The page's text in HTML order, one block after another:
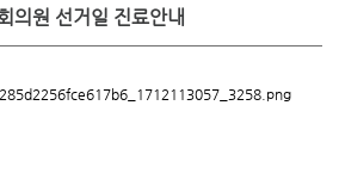
원 선거일 진료안내